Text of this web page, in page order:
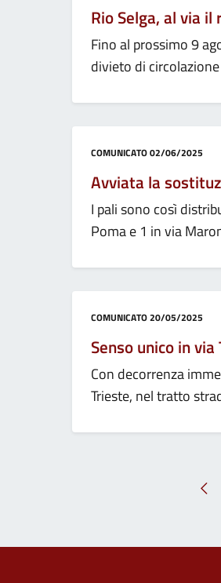
Rio Selga, al via
Fino al prossimo 9
divieto di
Categoria:
COMUNICATO02/06/2025
Avviata la
I pali sono così
Poma e 1 in via
Categoria:
COMUNICATO20/05/2025
Senso unico in
Con decorrenza
Trieste, nel tratto